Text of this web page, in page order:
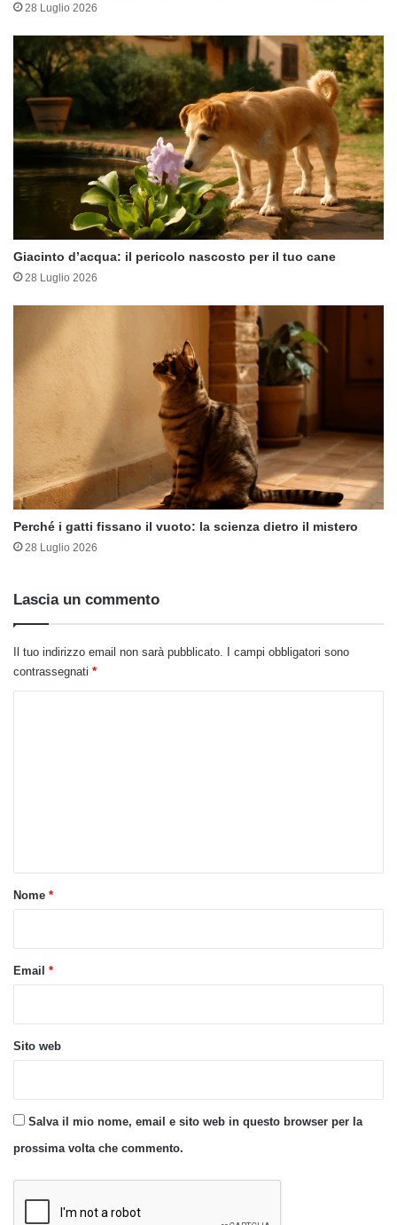
28 Luglio 2026
Giacinto d’acqua: il pericolo nascosto per il tuo cane
28 Luglio 2026
Perché i gatti fissano il vuoto: la scienza dietro il mistero
28 Luglio 2026
Lascia un commento
Il tuo indirizzo email non sarà pubblicato.
I campi obbligatori sono
contrassegnati *
oNome *
Email *
Sito web
Salva il mio nome, email e sito web in questo browser per la
prossima volta che commento.